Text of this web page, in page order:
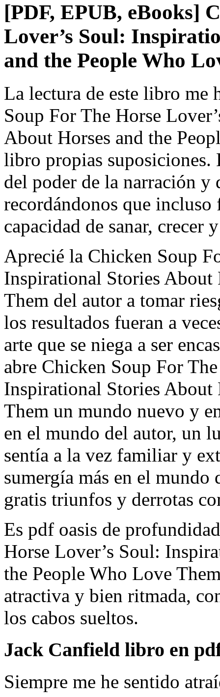
[PDF, EPUB, eBooks]
Lover’s Soul:
and the People Who
La lectura de este libro me
Soup For The Horse
About Horses and the
libro propias suposiciones.
del poder de la narración y
recordándonos que incluso
capacidad de sanar, crecer
Aprecié la Chicken Soup
Inspirational Stories About
Them del autor a tomar
los resultados fueran a
arte que se niega a ser
abre Chicken Soup For
Inspirational Stories About
Them un mundo nuevo y
en el mundo del autor, un
sentía a la vez familiar y
sumergía más en el
gratis triunfos y derrotas
Es pdf oasis de
Horse Lover’s Soul:
the People Who Love
atractiva y bien ritmada,
los cabos sueltos.
Jack Canfield libro en
Siempre me he sentido